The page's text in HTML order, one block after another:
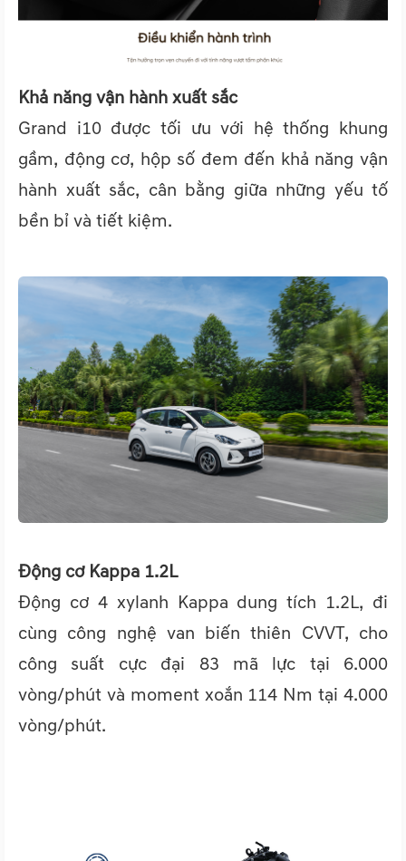
Khả năng vận hành xuất sắc
Grand i10 được tối ưu với hệ thống khung
gầm, động cơ, hộp số đem đến khả năng vận
hành xuất sắc, cân bằng giữa những yếu tố
bền bỉ và tiết kiệm.
Động cơ Kappa 1.2L
Động cơ 4 xylanh Kappa dung tích 1.2L, đi
cùng công nghệ van biến thiên CVVT, cho
công suất cực đại 83 mã lực tại 6.000
vòng/phút và moment xoắn 114 Nm tại 4.000
vòng/phút.